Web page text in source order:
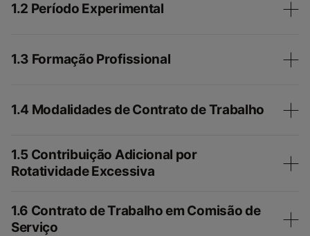
1.2 Período Experimental
1.3 Formação Profissional
1.4 Modalidades de Contrato de Trabalho
1.5 Contribuição Adicional por
Rotatividade Excessiva
1.6 Contrato de Trabalho em Comisão de
Serviço